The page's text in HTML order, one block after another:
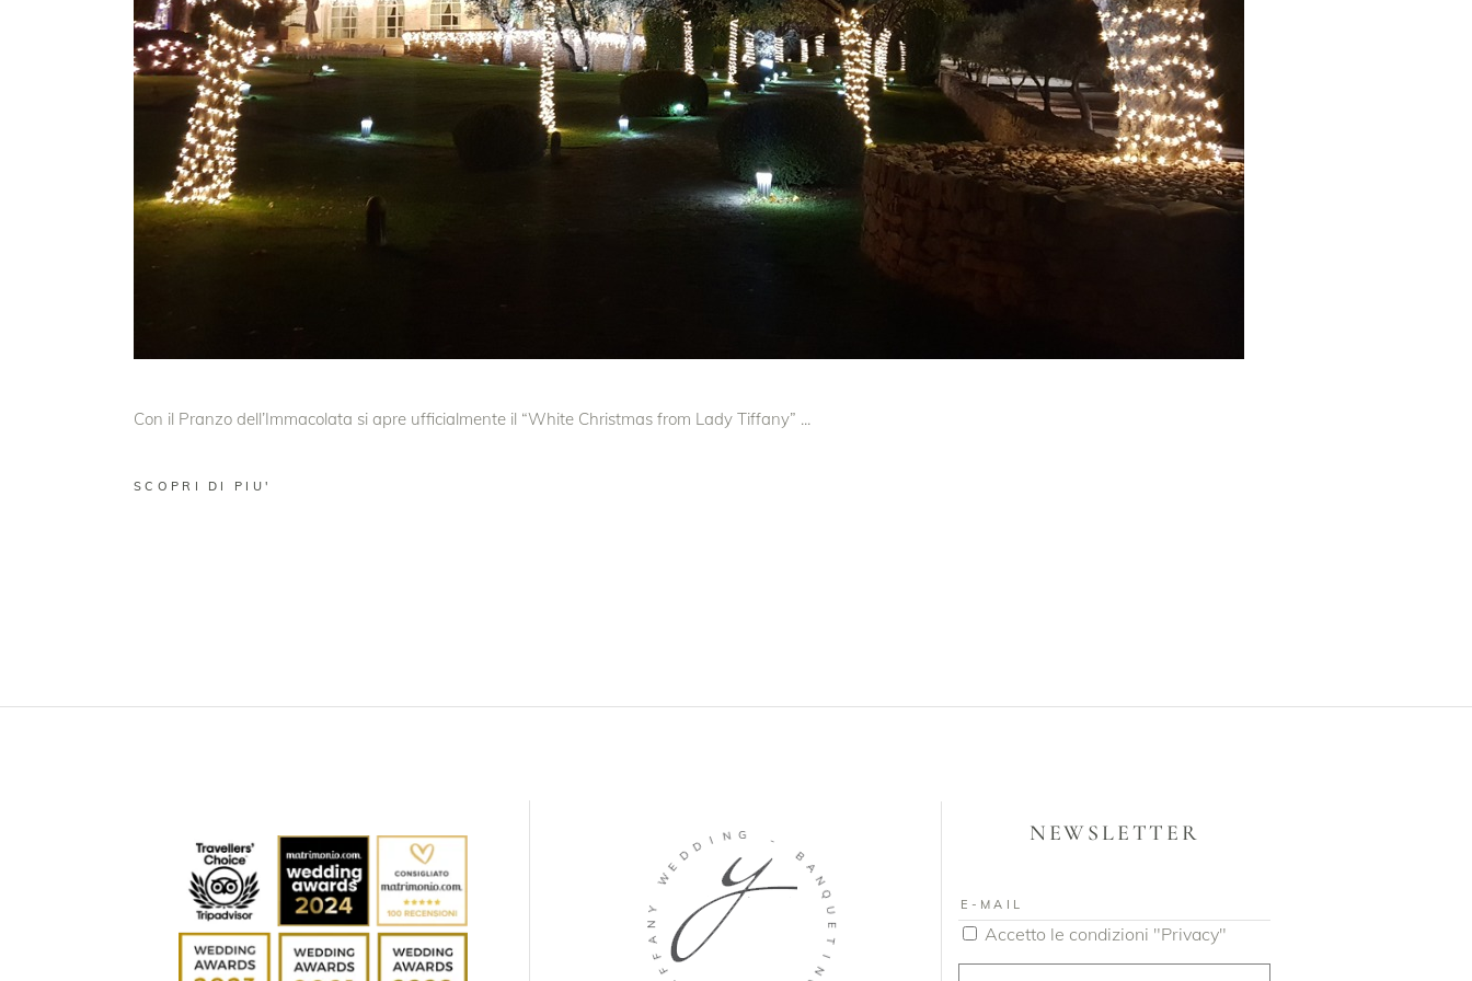
Con il Pranzo dell’Immacolata si apre ufficialmente il “White Christmas from Lady Tiffany”
SCOPRI DI PIU'
W E D D I G
-
B
A
N
Q
U
E
T
T
I
F
F
A
Y
NEWSLETTER
Accetto le condizioni "Privacy"